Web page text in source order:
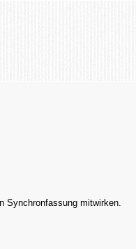
Synchronfassung mitwirken.